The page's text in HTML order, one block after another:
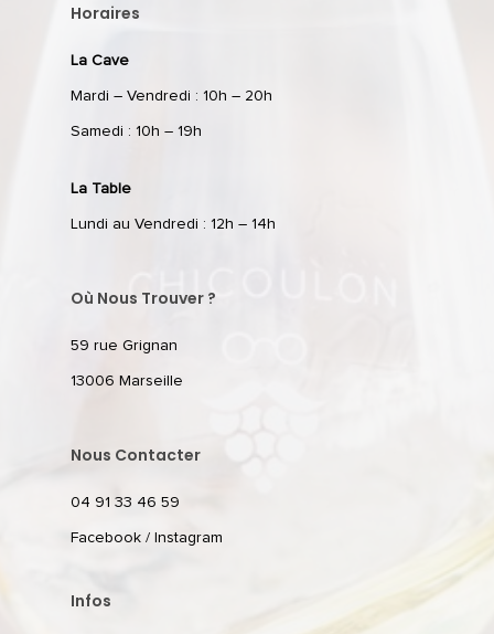
Horaires
La Cave
Mardi – Vendredi : 10h – 20h
Samedi : 10h – 19h
La Table
Lundi au Vendredi : 12h – 14h
Où Nous Trouver ?
59 rue Grignan
13006 Marseille
Nous Contacter
04 91 33 46 59
Facebook / Instagram
Infos